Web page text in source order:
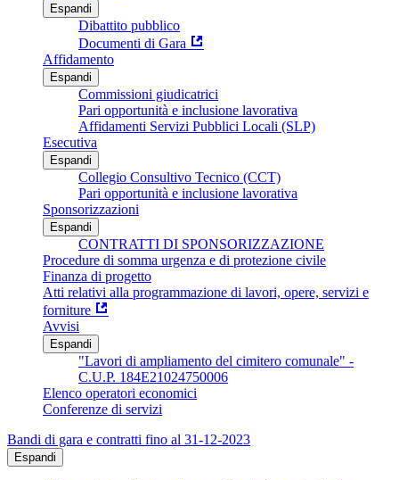
Espandi
Dibattito pubblico
Documenti di Gara
Affidamento
Espandi
Commissioni giudicatrici
Pari opportunità e inclusione lavorativa
Affidamenti Servizi Pubblici Locali (SLP)
Esecutiva
Espandi
Collegio Consultivo Tecnico (CCT)
Pari opportunità e inclusione lavorativa
Sponsorizzazioni
Espandi
CONTRATTI DI SPONSORIZZAZIONE
Procedure di somma urgenza e di protezione civile
Finanza di progetto
Atti relativi alla programmazione di lavori, opere, servizi e
forniture
Avvisi
Espandi
"Lavori di ampliamento del cimitero comunale" -
C.U.P. 184E21024750006
Elenco operatori economici
Conferenze di servizi
Bandi di gara e contratti fino al 31-12-2023
Espandi